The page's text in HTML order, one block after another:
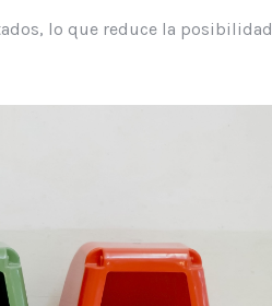
lo que reduce la posibilidad